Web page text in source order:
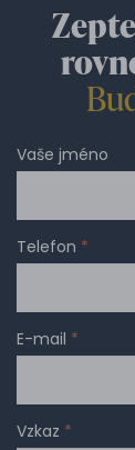
Vaše jméno
Telefon *
E-mail *
Vzkaz *